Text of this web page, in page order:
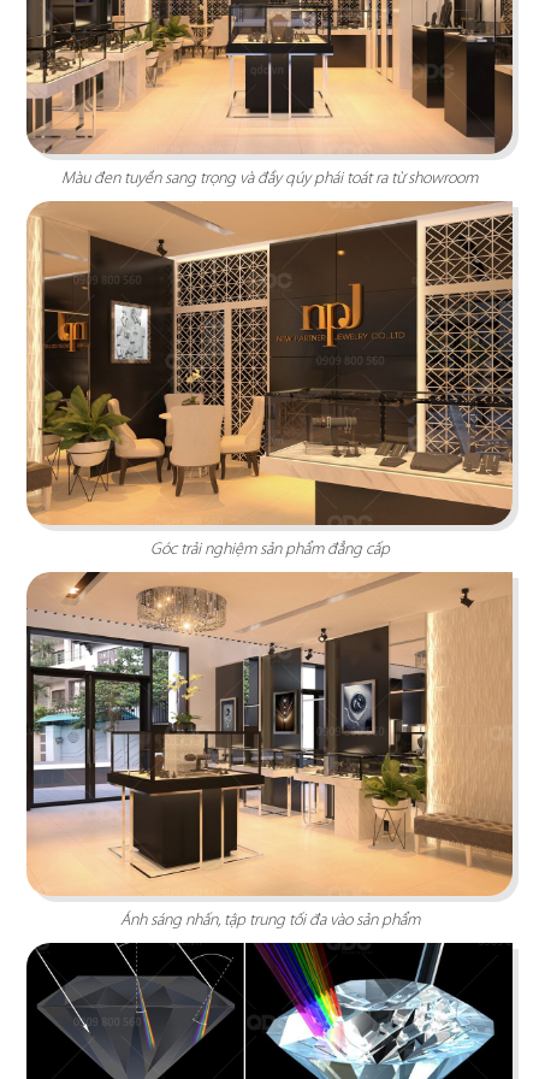
Chi tiết
AQ GOURMET
Thiết kế mang phong cách hiện đại với gam màu
trắng và xám làm chủ đạo tạo nên sự sang trọng,
tinh tế.
Chi tiết
F.A.M STUDIO
F.A.M theo phong cách Nhật Bản được bố trí
theo nhiều concept mới lạ, độc đáo mang đến làn
gió mới cho gia đình Việt
Chi tiết
Màu đen tuyền sang trọng và đầy qúy phái toát ra từ showroom
Góc trải nghiệm sản phẩm đẳng cấp
Ánh sáng nhấn, tập trung tối đa vào sản phẩm